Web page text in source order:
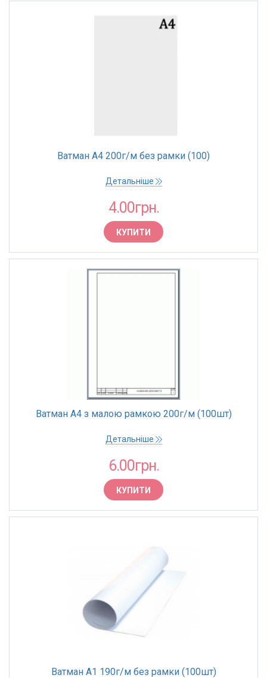
Ватман А4 200г/м без рамки (100)
Детальніше
4.00грн.
КУПИТИ
Ватман А4 з малою рамкою 200г/м (100шт)
Детальніше
6.00грн.
КУПИТИ
Ватман А1 190г/м без рамки (100шт)